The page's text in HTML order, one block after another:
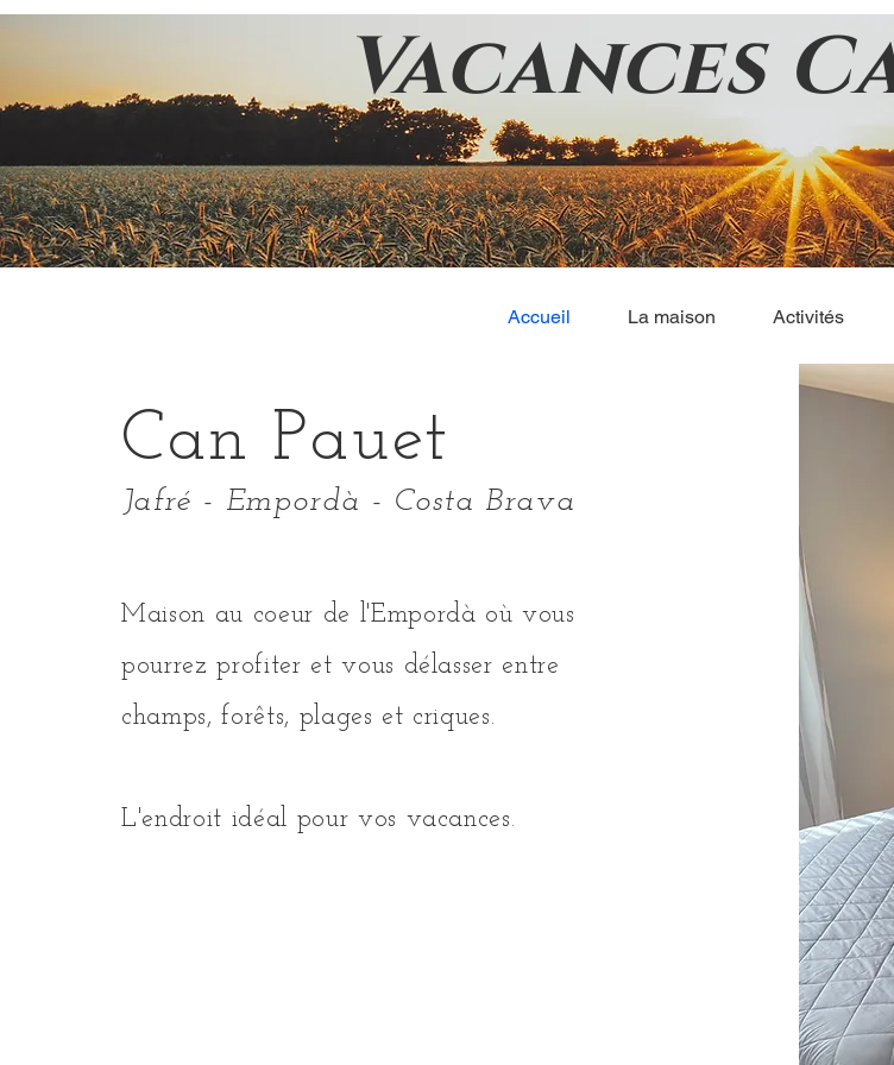
Vacances
Accueil La maison Activités
Can Pauet
Jafré - Empordà - Costa Brava
Maison au coeur de l'Empordà où vous
pourrez profiter et vous délasser entre
champs, forêts, plages et criques.
L'endroit idéal pour vos vacances.